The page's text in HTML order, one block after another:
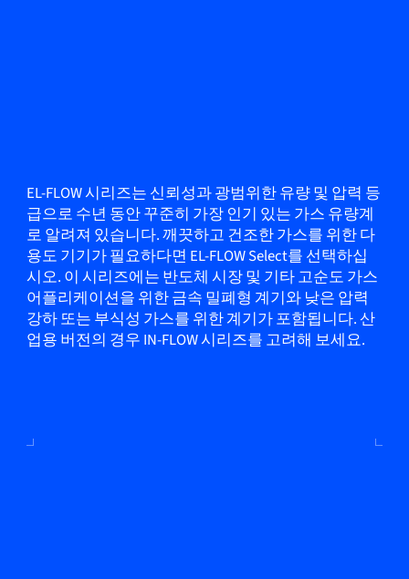
EL-FLOW 시리즈는 신뢰성과 광범위한 유량 및 압력 등
급으로 수년 동안 꾸준히 가장 인기 있는 가스 유량계
로 알려져 있습니다. 깨끗하고 건조한 가스를 위한 다
용도 기기가 필요하다면 EL-FLOW Select를 선택하십
시오. 이 시리즈에는 반도체 시장 및 기타 고순도 가스
어플리케이션을 위한 금속 밀폐형 계기와 낮은 압력
강하 또는 부식성 가스를 위한 계기가 포함됩니다. 산
업용 버전의 경우 IN-FLOW 시리즈를 고려해 보세요.